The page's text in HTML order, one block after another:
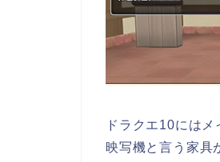
ドラクエ10には
映写機と言う家具